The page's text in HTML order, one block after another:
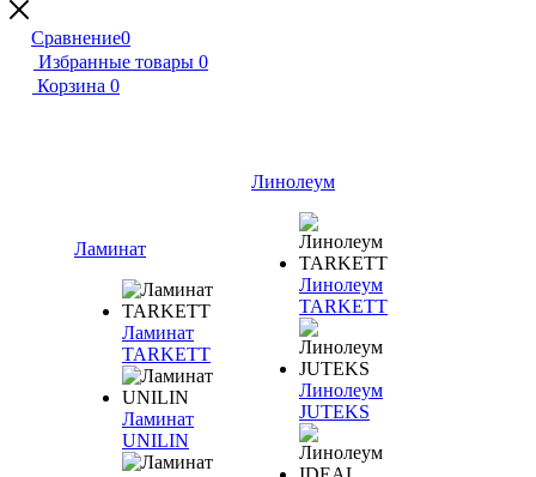
Сравнение0
Избранные товары 0
Корзина 0
Ламинат
Ламинат
TARKETT
Ламинат
UNILIN
Линолеум
Линолеум
TARKETT
Линолеум
JUTEKS